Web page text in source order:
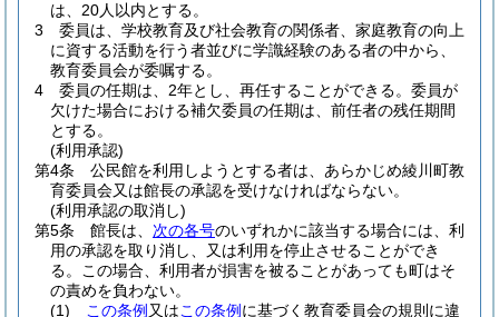
は、20人以内とする。
3
委員は、学校教育及び社会教育の関係者、家庭教育の向上
に資する活動を行う者並びに学識経験のある者の中から、
教育委員会が委嘱する。
4
委員の任期は、2年とし、再任することができる。 委員が
欠けた場合における補欠委員の任期は、前任者の残任期間
とする。
(利用承認)
第4条
公民館を利用しようとする者は、あらかじめ綾川町教
育委員会又は館長の承認を受けなければならない。
(利用承認の取消し)
第5条
館長は、 次の各号のいずれかに該当する場合には、利
用の承認を取り消し、又は利用を停止させることができ
る。
この場合、利用者が損害を被ることがあっても町はそ
の責めを負わない。
(1)
この条例 又はこの条例 に基づく教育委員会の規則に違